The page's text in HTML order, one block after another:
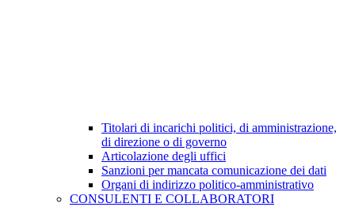
Titolari di incarichi politici, di amministrazione,
di direzione o di governo
Articolazione degli uffici
Sanzioni per mancata comunicazione dei dati
Organi di indirizzo politico-amministrativo
CONSULENTI E COLLABORATORI